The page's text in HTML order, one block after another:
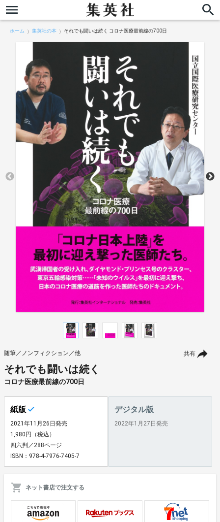
ホーム 集英社の本 それでも闘いは続く コロナ医療最前線の700日
共有
随筆／ノンフィクション／他
それでも闘いは続く
コロナ医療最前線の700日
紙版
2021年11月26日発売
1,980円（税込）
四六判／288ページ
ISBN：978-4-7976-7405-7
デジタル版
2022年1月27日発売
ネット書店で注文する